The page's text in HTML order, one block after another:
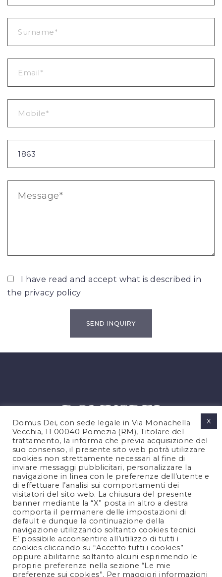
I have read and accept what is described in
the privacy policy
PRIVACY POLICY
COOKIES POLICY
LEGAL NOTES
CONTACTS
FOLLOW US
Domus Dei, con sede legale in Via Monachella
Vecchia, 11 00040 Pomezia (RM), Titolare del
trattamento, la informa che previa acquisizione del
suo consenso, il presente sito web potrà utilizzare
cookies non strettamente necessari al fine di
inviare messaggi pubblicitari, personalizzare la
navigazione in linea con le preferenze dell’utente e
di effettuare l’analisi sui comportamenti dei
visitatori del sito web. La chiusura del presente
banner mediante la “X” posta in altro a destra
comporta il permanere delle impostazioni di
default e dunque la continuazione della
navigazione utilizzando soltanto cookies tecnici.
E’ possibile acconsentire all’utilizzo di tutti i
cookies cliccando su “Accetto tutti i cookies”
oppure abilitarne soltanto alcuni esprimendo le
proprie preferenze nella sezione “Le mie
preferenze sui cookies”. Per maggiori informazioni
X